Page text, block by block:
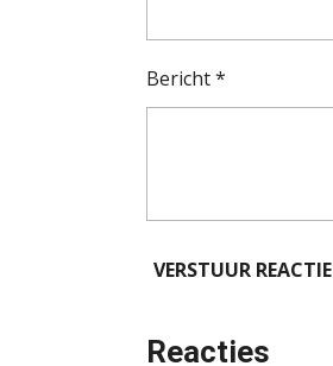
Bericht *
VERSTUUR REACTIE
Reacties